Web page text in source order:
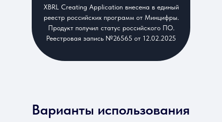
XBRL Creating Application внесена в единый
реестр российских программ от Минцифры.
Продукт получил статус российского ПО.
Реестровая запись №26565 от 12.02.2025
Варианты использования